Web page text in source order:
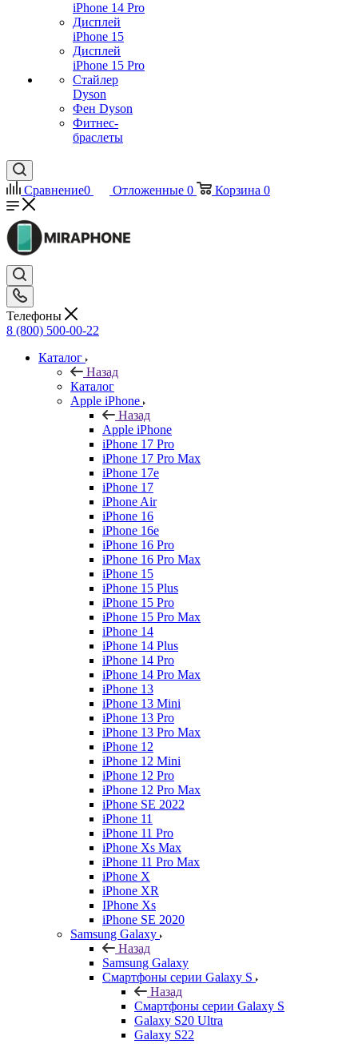
iPhone 14 Pro
Дисплей
iPhone 15
Дисплей
iPhone 15 Pro
Стайлер
Dyson
Фен Dyson
Фитнес-
браслеты
Сравнение0 Отложенные 0 Корзина 0
Телефоны
8 (800) 500-00-22
Каталог
Назад
Каталог
Apple iPhone
Назад
Apple iPhone
iPhone 17 Pro
iPhone 17 Pro Max
iPhone 17e
iPhone 17
iPhone Air
iPhone 16
iPhone 16e
iPhone 16 Pro
iPhone 16 Pro Max
iPhone 15
iPhone 15 Plus
iPhone 15 Pro
iPhone 15 Pro Max
iPhone 14
iPhone 14 Plus
iPhone 14 Pro
iPhone 14 Pro Max
iPhone 13
iPhone 13 Mini
iPhone 13 Pro
iPhone 13 Pro Max
iPhone 12
iPhone 12 Mini
iPhone 12 Pro
iPhone 12 Pro Max
iPhone SE 2022
iPhone 11
iPhone 11 Pro
iPhone Xs Max
iPhone 11 Pro Max
iPhone X
iPhone XR
IPhone Xs
iPhone SE 2020
Samsung Galaxy
Назад
Samsung Galaxy
Смартфоны серии Galaxy S
Назад
Смартфоны серии Galaxy S
Galaxy S20 Ultra
Galaxy S22